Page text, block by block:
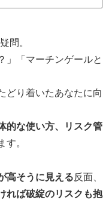
問。
」「マーチンゲールと
どり着いたあなたに向
的な使い方、リスク管
す。
高そうに見える反面、
れば破綻のリスクも抱